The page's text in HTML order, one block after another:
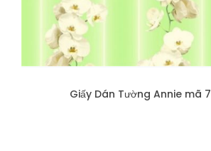
Giấy Dán Tường Annie mã